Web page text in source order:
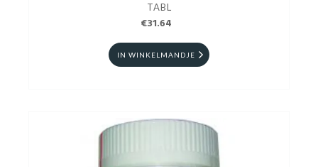
TABL
€31.64
IN WINKELMANDJE